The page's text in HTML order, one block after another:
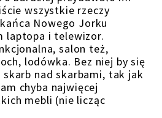
wszystkie rzeczy
Nowego Jorku
laptopa i telewizor.
salon też,
lodówka. Bez niej by się
skarb nad skarbami, tak jak
chyba najwięcej
mebli (nie licząc